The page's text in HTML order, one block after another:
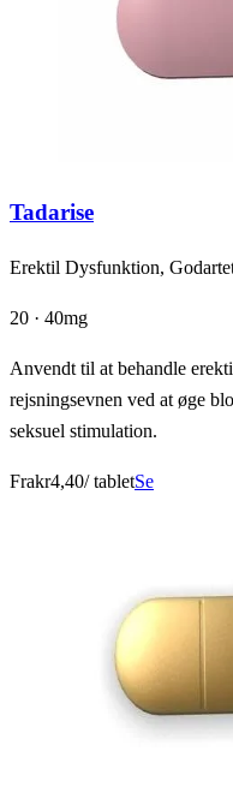
Tadarise
Erektil Dysfunktion,
20 · 40mg
Anvendt til at behandle
rejsningsevnen ved at øge
seksuel stimulation.
Frakr4,40/ tabletSe